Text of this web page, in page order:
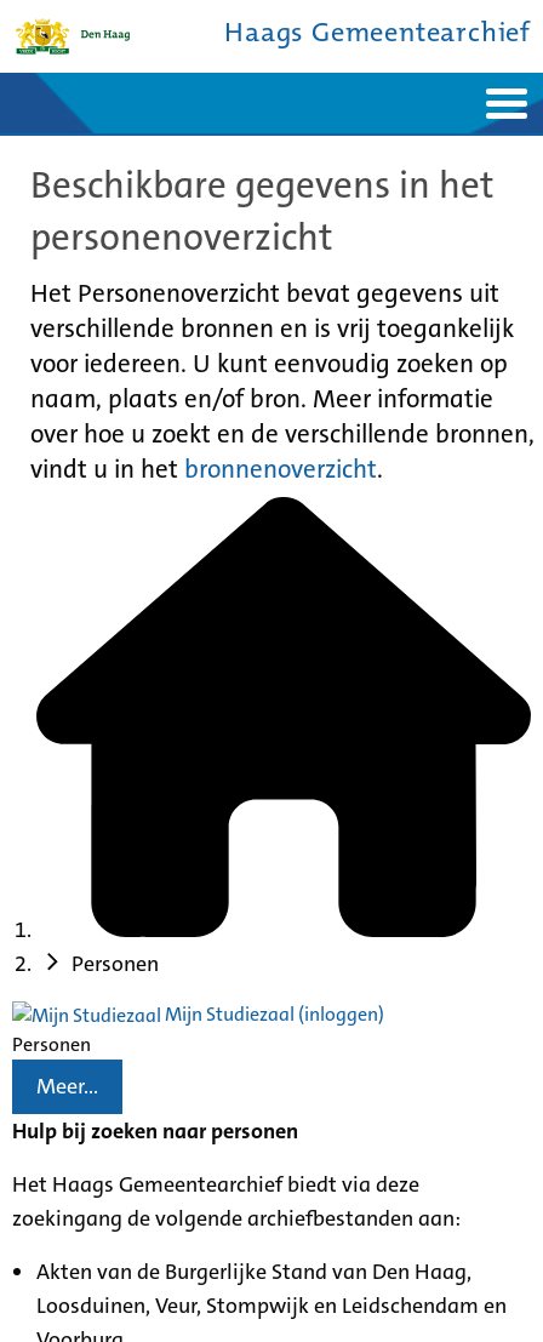
Haags Gemeentearchief
Ontdek de stad
De studiezaal
Bronnen en collecties
Contact
Beschikbare gegevens in het
personenoverzicht
Het Personenoverzicht bevat gegevens uit
verschillende bronnen en is vrij toegankelijk
voor iedereen. U kunt eenvoudig zoeken op
naam, plaats en/of bron. Meer informatie
over hoe u zoekt en de verschillende bronnen,
vindt u in het bronnenoverzicht.
Personen
Mijn Studiezaal (inloggen)
Personen
Meer...
Hulp bij zoeken naar personen
Het Haags Gemeentearchief biedt via deze
zoekingang de volgende archiefbestanden aan:
Akten van de Burgerlijke Stand van Den Haag,
Loosduinen, Veur, Stompwijk en Leidschendam en